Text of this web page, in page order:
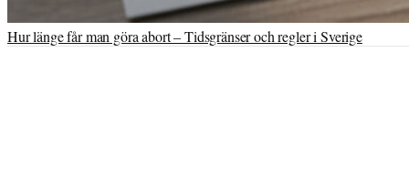
Hur länge får man göra abort – Tidsgränser och regler i Sverige